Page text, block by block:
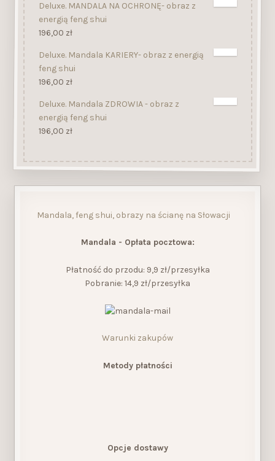
Deluxe. MANDALA NA OCHRONĘ- obraz z
energią feng shui
196,00 zł
Deluxe. Mandala KARIERY- obraz z energią
feng shui
196,00 zł
Deluxe. Mandala ZDROWIA - obraz z
energią feng shui
196,00 zł
Mandala, feng shui, obrazy na ścianę na Słowacji
Mandala - Opłata pocztowa:
Płatność do przodu: 9,9 zł/przesyłka
Pobranie: 14,9 zł/przesyłka
Warunki zakupów
Metody płatności
Opcje dostawy